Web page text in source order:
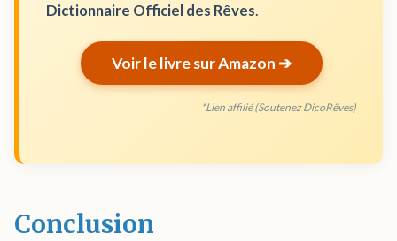
Dictionnaire Officiel des Rêves.
Voir le livre sur Amazon ➔
*Lien affilié (Soutenez DicoRêves)
Conclusion